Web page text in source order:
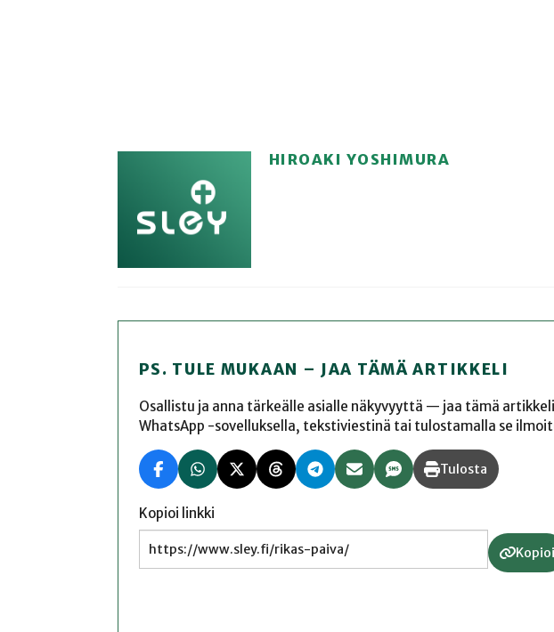
HIROAKI YOSHIMURA
PS. TULE MUKAAN – JAA TÄMÄ ARTIKKELI
Osallistu ja anna tärkeälle asialle näkyvyyttä — jaa tämä
WhatsApp -sovelluksella, tekstiviestinä tai tulostamalla se
Tulosta
Kopioi linkki
Kopioi